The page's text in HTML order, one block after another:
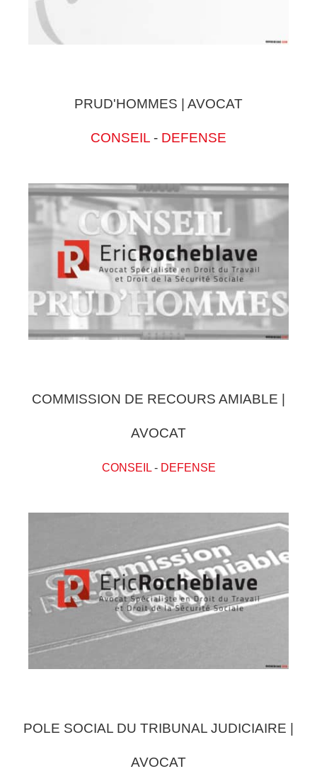
PRUD'HOMMES | AVOCAT
CONSEIL - DEFENSE
COMMISSION DE RECOURS AMIABLE |
AVOCAT
CONSEIL- DEFENSE
POLE SOCIAL DU TRIBUNAL JUDICIAIRE |
AVOCAT